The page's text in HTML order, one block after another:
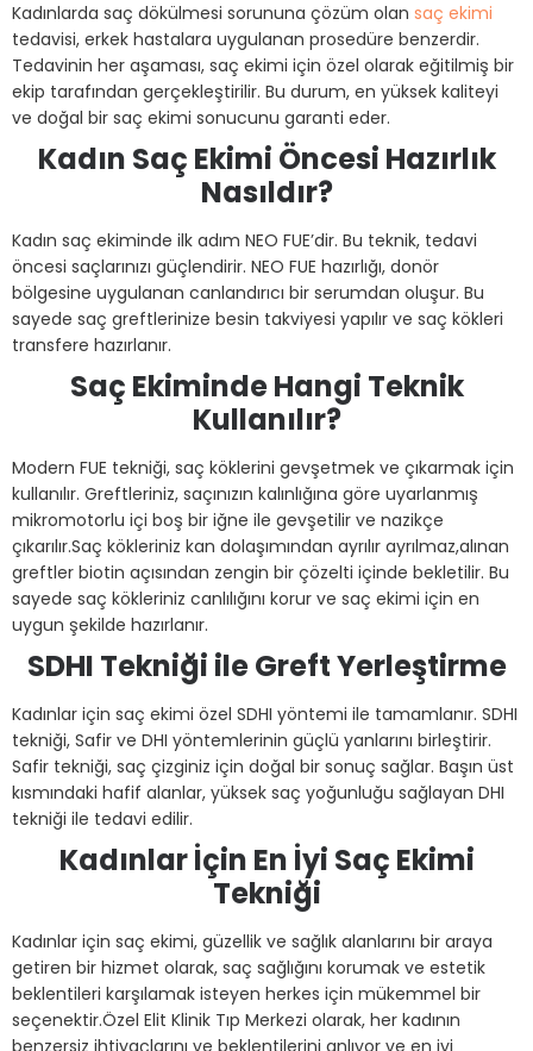
Kadınlarda saç dökülmesi sorununa çözüm olan saç ekimi
tedavisi, erkek hastalara uygulanan prosedüre benzerdir.
Tedavinin her aşaması, saç ekimi için özel olarak eğitilmiş bir
ekip tarafından gerçekleştirilir. Bu durum, en yüksek kaliteyi
ve doğal bir saç ekimi sonucunu garanti eder.
Kadın Saç Ekimi Öncesi Hazırlık
Nasıldır?
Kadın saç ekiminde ilk adım NEO FUE’dir. Bu teknik, tedavi
öncesi saçlarınızı güçlendirir. NEO FUE hazırlığı, donör
bölgesine uygulanan canlandırıcı bir serumdan oluşur. Bu
sayede saç greftlerinize besin takviyesi yapılır ve saç kökleri
transfere hazırlanır.
Saç Ekiminde Hangi Teknik
Kullanılır?
Modern FUE tekniği, saç köklerini gevşetmek ve çıkarmak için
kullanılır. Greftleriniz, saçınızın kalınlığına göre uyarlanmış
mikromotorlu içi boş bir iğne ile gevşetilir ve nazikçe
çıkarılır.Saç kökleriniz kan dolaşımından ayrılır ayrılmaz,alınan
greftler biotin açısından zengin bir çözelti içinde bekletilir. Bu
sayede saç kökleriniz canlılığını korur ve saç ekimi için en
uygun şekilde hazırlanır.
SDHI Tekniği ile Greft Yerleştirme
Kadınlar için saç ekimi özel SDHI yöntemi ile tamamlanır. SDHI
tekniği, Safir ve DHI yöntemlerinin güçlü yanlarını birleştirir.
Safir tekniği, saç çizginiz için doğal bir sonuç sağlar. Başın üst
kısmındaki hafif alanlar, yüksek saç yoğunluğu sağlayan DHI
tekniği ile tedavi edilir.
Kadınlar İçin En İyi Saç Ekimi
Tekniği
Kadınlar için saç ekimi, güzellik ve sağlık alanlarını bir araya
getiren bir hizmet olarak, saç sağlığını korumak ve estetik
beklentileri karşılamak isteyen herkes için mükemmel bir
seçenektir.Özel Elit Klinik Tıp Merkezi olarak, her kadının